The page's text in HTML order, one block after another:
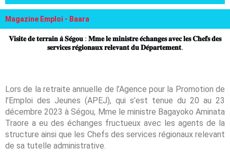
o
e
i
Magazine Emploi - Baara
𝐕𝐢𝐬𝐢𝐭𝐞 𝐝𝐞 𝐭𝐞𝐫𝐫𝐚𝐢𝐧 𝐚̀ 𝐒𝐞́𝐠𝐨𝐮 : 𝐌𝐦𝐞 𝐥𝐞 𝐦𝐢𝐧𝐢𝐬𝐭𝐫𝐞 𝐞́𝐜𝐡𝐚𝐧𝐠𝐞𝐬 𝐚𝐯𝐞𝐜 𝐥𝐞𝐬 𝐂𝐡𝐞𝐟𝐬 𝐝𝐞𝐬
𝐬𝐞𝐫𝐯𝐢𝐜𝐞𝐬 𝐫𝐞́𝐠𝐢𝐨𝐧𝐚𝐮𝐱 𝐫𝐞𝐥𝐞𝐯𝐚𝐧𝐭 𝐝𝐮 𝐃𝐞́𝐩𝐚𝐫𝐭𝐞𝐦𝐞𝐧𝐭.
Lors de la retraite annuelle de l’Agence pour la Promotion de
l’Emploi des Jeunes (APEJ), qui s’est tenue du 20 au 23
décembre 2023 à Ségou, Mme le ministre Bagayoko Aminata
Traore a eu des échanges fructueux avec les agents de la
structure ainsi que les Chefs des services régionaux relevant
de sa tutelle administrative.